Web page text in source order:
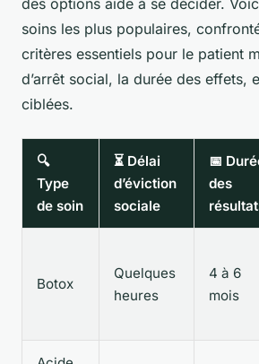
soins les plus populaires,
critères essentiels pour le patient
d’arrêt social, la durée des effets,
ciblées.
🔍
Type
de soin
⏳ Délai
d’éviction
sociale
📅
des
Botox
Quelques
heures
4 à 6
mois